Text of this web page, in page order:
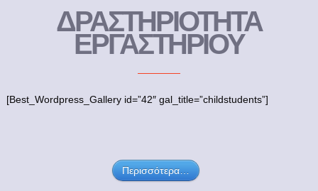
ΔΡΑΣΤΗΡΙΟΤΗΤΑ
ΕΡΓΑΣΤΗΡΙΟΥ
[Best_Wordpress_Gallery id=”42″ gal_title=”childstudents”]
Περισσότερα…